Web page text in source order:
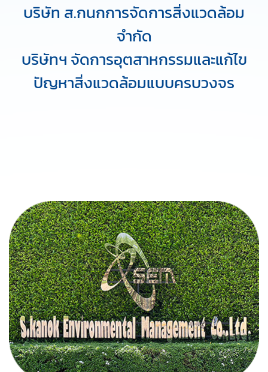
บริษัท ส.กนกการจัดการสิ่งแวดล้อม
จำกัด
บริษัทฯ จัดการอุตสาหกรรมและแก้ไข
ปัญหาสิ่งแวดล้อมแบบครบวงจร